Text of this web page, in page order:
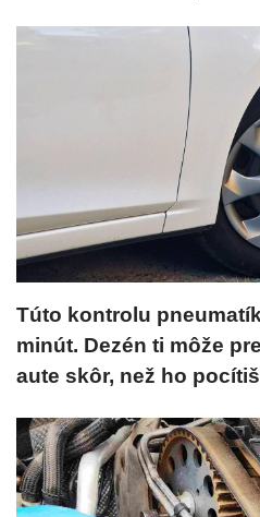
Túto kontrolu
minút. Dezén ti môže
aute skôr, než ho